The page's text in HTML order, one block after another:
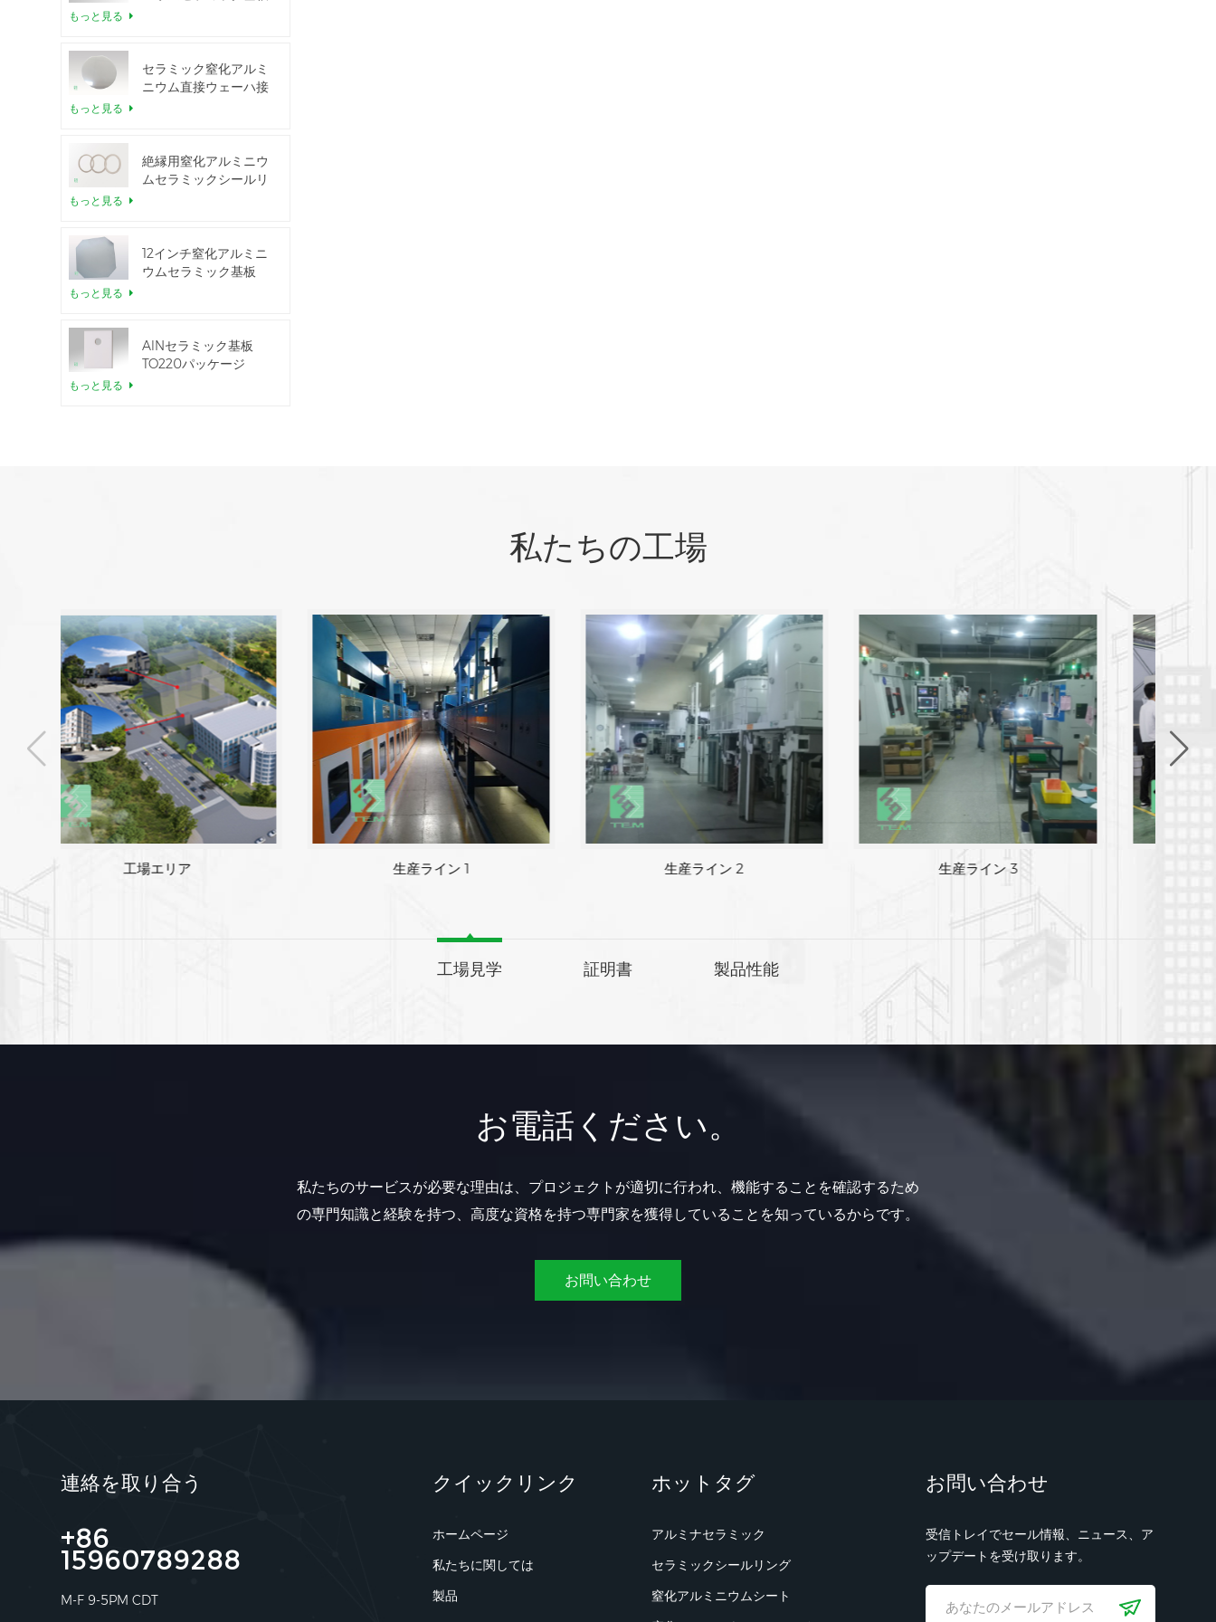
もっと見る
セラミック窒化アルミ
ニウム直接ウェーハ接
もっと見る
絶縁用窒化アルミニウ
ムセラミックシールリ
もっと見る
12インチ窒化アルミニ
ウムセラミック基板
もっと見る
AlNセラミック基板
TO220パッケージ
もっと見る
私たちの工場
工場エリア 生産ライン 1 生産ライン 2 生産ライン 3
工場見学 証明書 製品性能
お電話ください。
私たちのサービスが必要な理由は、プロジェクトが適切に行われ、機能することを確認するため
の専門知識と経験を持つ、高度な資格を持つ専門家を獲得していることを知っているからです。
お問い合わせ
連絡を取り合う
+86
15960789288
M-F 9-5PM CDT
クイックリンク
ホームページ
私たちに関しては
製品
ホットタグ
アルミナセラミック
セラミックシールリング
窒化アルミニウムシート
お問い合わせ
受信トレイでセール情報、ニュース、ア
ップデートを受け取ります。